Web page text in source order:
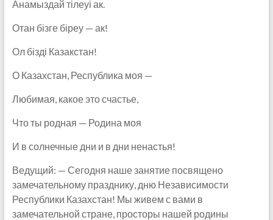
Анамыздай тілеуі ак.
Отан бізге біреу — ак!
Ол бізді Казакстан!
О Казахстан, Республика моя —
Любимая, какое это счастье,
Что ты родная — Родина моя
И в солнечные дни и в дни ненастья!
Ведущий: — Сегодня наше занятие посвящено
замечательному празднику, дню Независимости
Республики Казахстан! Мы живем с вами в
замечательной стране, просторы нашей родины